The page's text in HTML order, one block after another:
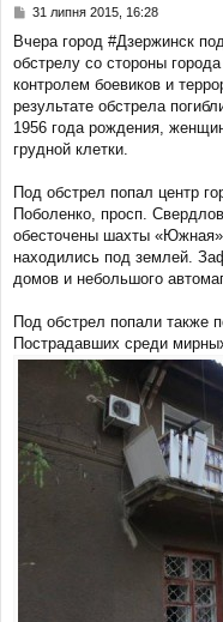
П
в
і
д
о
м
л
е
н
я
31 липня 2015, 16:28
Вчера город #Дзержинск
обстрелу со стороны
контролем боевиков и
результате обстрела
1956 года рождения,
грудной клетки.
Под обстрел попал центр
Поболенко, просп.
обесточены шахты «Южная»
находились под землей.
домов и небольшого
Под обстрел попали также
Пострадавших среди